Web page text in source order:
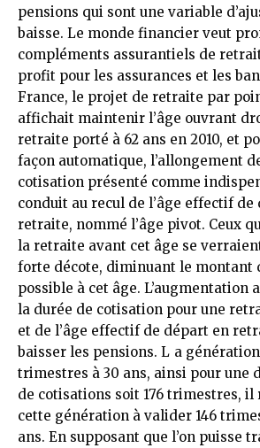
pensions qui sont une variable
baisse. Le monde financier veut
compléments assurantiels de
profit pour les assurances et les
France, le projet de retraite par
affichait maintenir l’âge ouvrant
retraite porté à 62 ans en 2010, et
façon automatique, l’allongement
cotisation présenté comme
conduit au recul de l’âge effectif de
retraite, nommé l’âge pivot. Ceux
la retraite avant cet âge se
forte décote, diminuant le montant
possible à cet âge. L’augmentation
la durée de cotisation pour une
et de l’âge effectif de départ en
baisser les pensions. L a
trimestres à 30 ans, ainsi pour une
de cotisations soit 176 trimestres,
cette génération à valider 146
ans. En supposant que l’on puisse